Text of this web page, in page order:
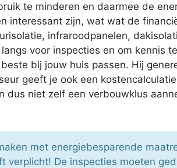
te minderen en daarmee de
interessant zijn, wat wat de
infraroodpanelen,
voor inspecties en om kennis
bij jouw huis passen. Hij
geeft je ook een
dus niet zelf een verbouwklus
met energiebesparende
verplicht! De inspecties moeten